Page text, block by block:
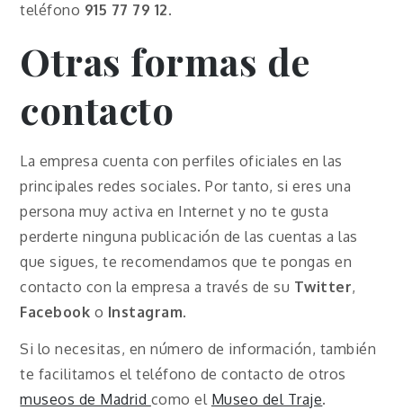
teléfono 915 77 79 12.
Otras formas de
contacto
La empresa cuenta con perfiles oficiales en las
principales redes sociales. Por tanto, si eres una
persona muy activa en Internet y no te gusta
perderte ninguna publicación de las cuentas a las
que sigues, te recomendamos que te pongas en
contacto con la empresa a través de su Twitter,
Facebook o Instagram.
Si lo necesitas, en número de información, también
te facilitamos el teléfono de contacto de otros
museos de Madrid como el Museo del Traje.